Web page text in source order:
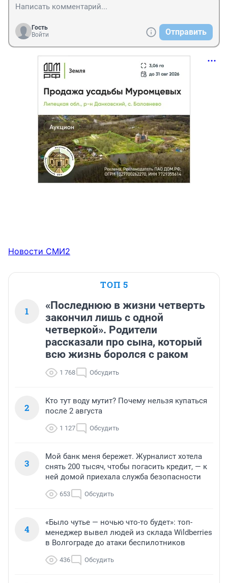
Гость
Войти
Отправить
Новости СМИ2
ТОП 5
1
«Последнюю в жизни четверть
закончил лишь с одной
четверкой». Родители
рассказали про сына, который
всю жизнь боролся с раком
1 768 Обсудить
2
Кто тут воду мутит? Почему нельзя купаться
после 2 августа
1 127 Обсудить
3
Мой банк меня бережет. Журналист хотела
снять 200 тысяч, чтобы погасить кредит, — к
ней домой приехала служба безопасности
653 Обсудить
4
«Было чутье — ночью что-то будет»: топ-
менеджер вывел людей из склада Wildberries
в Волгограде до атаки беспилотников
436 Обсудить